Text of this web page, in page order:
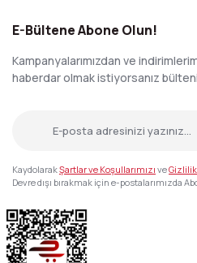
E-Bültene Abone Olun!
Kampanyalarımızdan ve
haberdar olmak istiyorsanız
KaydolarakŞartlar ve Koşullarımızı veGizlilik
Devre dışı bırakmak için e-postalarımızda